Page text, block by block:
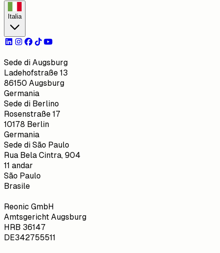
Italia
Sede di Augsburg
Ladehofstraße 13
86150 Augsburg
Germania
Sede di Berlino
Rosenstraße 17
10178 Berlin
Germania
Sede di São Paulo
Rua Bela Cintra, 904
11 andar
São Paulo
Brasile
Reonic GmbH
Amtsgericht Augsburg
HRB 36147
DE342755511